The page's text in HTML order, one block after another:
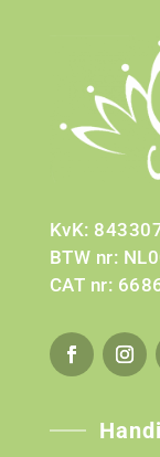
KvK:
BTW nr:
CAT nr: